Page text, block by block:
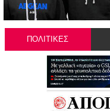
ΠΟΛΙΤΙΚΕΣ